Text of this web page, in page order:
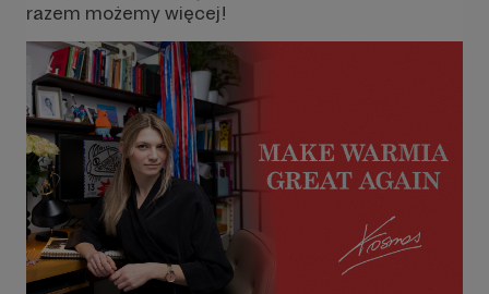
razem możemy więcej!